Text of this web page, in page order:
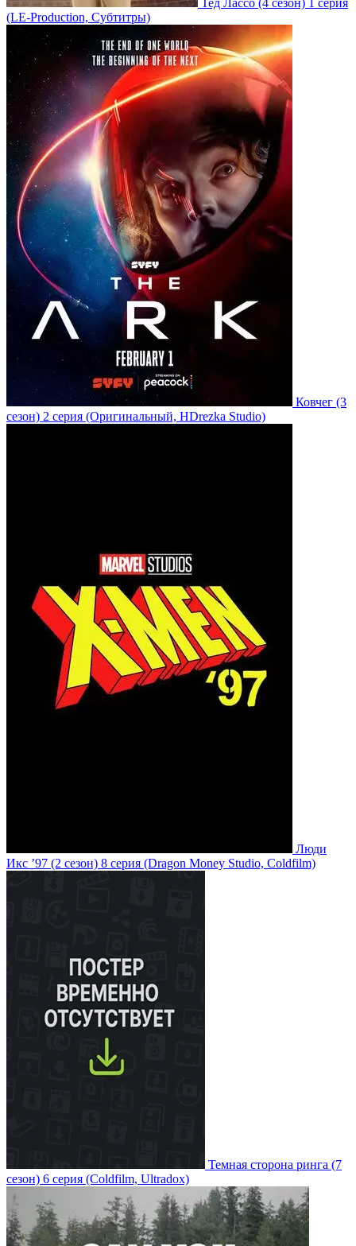
Тед Лассо (4 сезон)
1 серия
(LE-Production, Субтитры)
Ковчег (3
сезон) 2 серия (Оригинальный, HDrezka Studio)
Люди
Икс ’97 (2 сезон) 8 серия (Dragon Money Studio, Coldfilm)
Темная сторона ринга (7
сезон) 6 серия (Coldfilm, Ultradox)